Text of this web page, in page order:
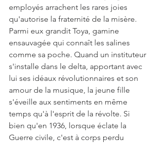
employés arrachent les rares joies
qu'autorise la fraternité de la misère.
Parmi eux grandit Toya, gamine
ensauvagée qui connaît les salines
comme sa poche. Quand un instituteur
s'installe dans le delta, apportant avec
lui ses idéaux révolutionnaires et son
amour de la musique, la jeune fille
s'éveille aux sentiments en même
temps qu'à l'esprit de la révolte. Si
bien qu'en 1936, lorsque éclate la
Guerre civile, c'est à corps perdu